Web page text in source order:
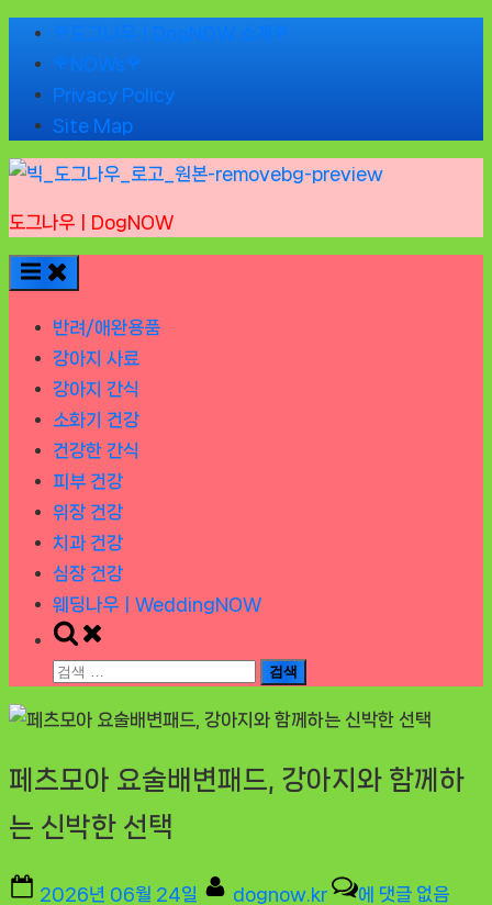
Skip
content
🌹도그나우ㅣDogNOW 소개🌹
🌹NOWs🌹
Privacy Policy
Site Map
도그나우ㅣDogNOW
반려/애완용품
강아지 사료
강아지 간식
소화기 건강
건강한 간식
피부 건강
위장 건강
치과 건강
심장 건강
웨딩나우ㅣWeddingNOW
Toggle
search
검
페츠모아 요술배변패드, 강아지와 함께하
는 신박한 선택
Posted
2026년 06월 24일 By
dognow.kr
페
에 댓글 없음